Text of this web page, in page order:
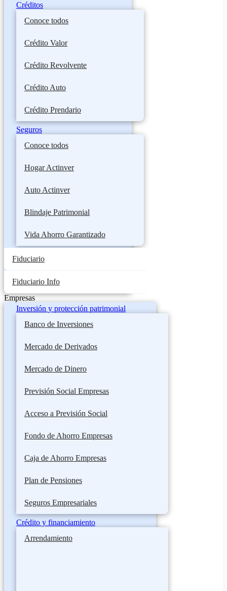
Créditos
Conoce todos
Crédito Valor
Crédito Revolvente
Crédito Auto
Crédito Prendario
Seguros
Conoce todos
Hogar Actinver
Auto Actinver
Blindaje Patrimonial
Vida Ahorro Garantizado
Fiduciario
Fiduciario Info
Empresas
Inversión y protección patrimonial
Banco de Inversiones
Mercado de Derivados
Mercado de Dinero
Previsión Social Empresas
Acceso a Previsión Social
Fondo de Ahorro Empresas
Caja de Ahorro Empresas
Plan de Pensiones
Seguros Empresariales
Crédito y financiamiento
Arrendamiento